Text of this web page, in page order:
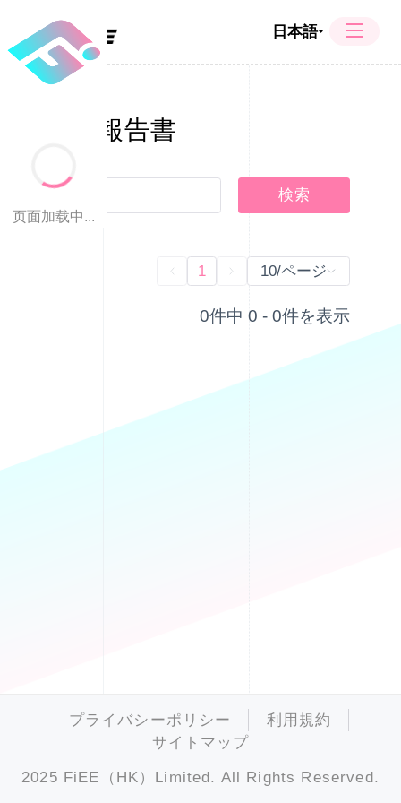
页面加载中...
日本語
四半期報告書
検索
1 10/ページ
0件中 0 - 0件を表示
プライバシーポリシー
利用規約
サイトマップ
2025 FiEE（HK）Limited. All Rights Reserved.